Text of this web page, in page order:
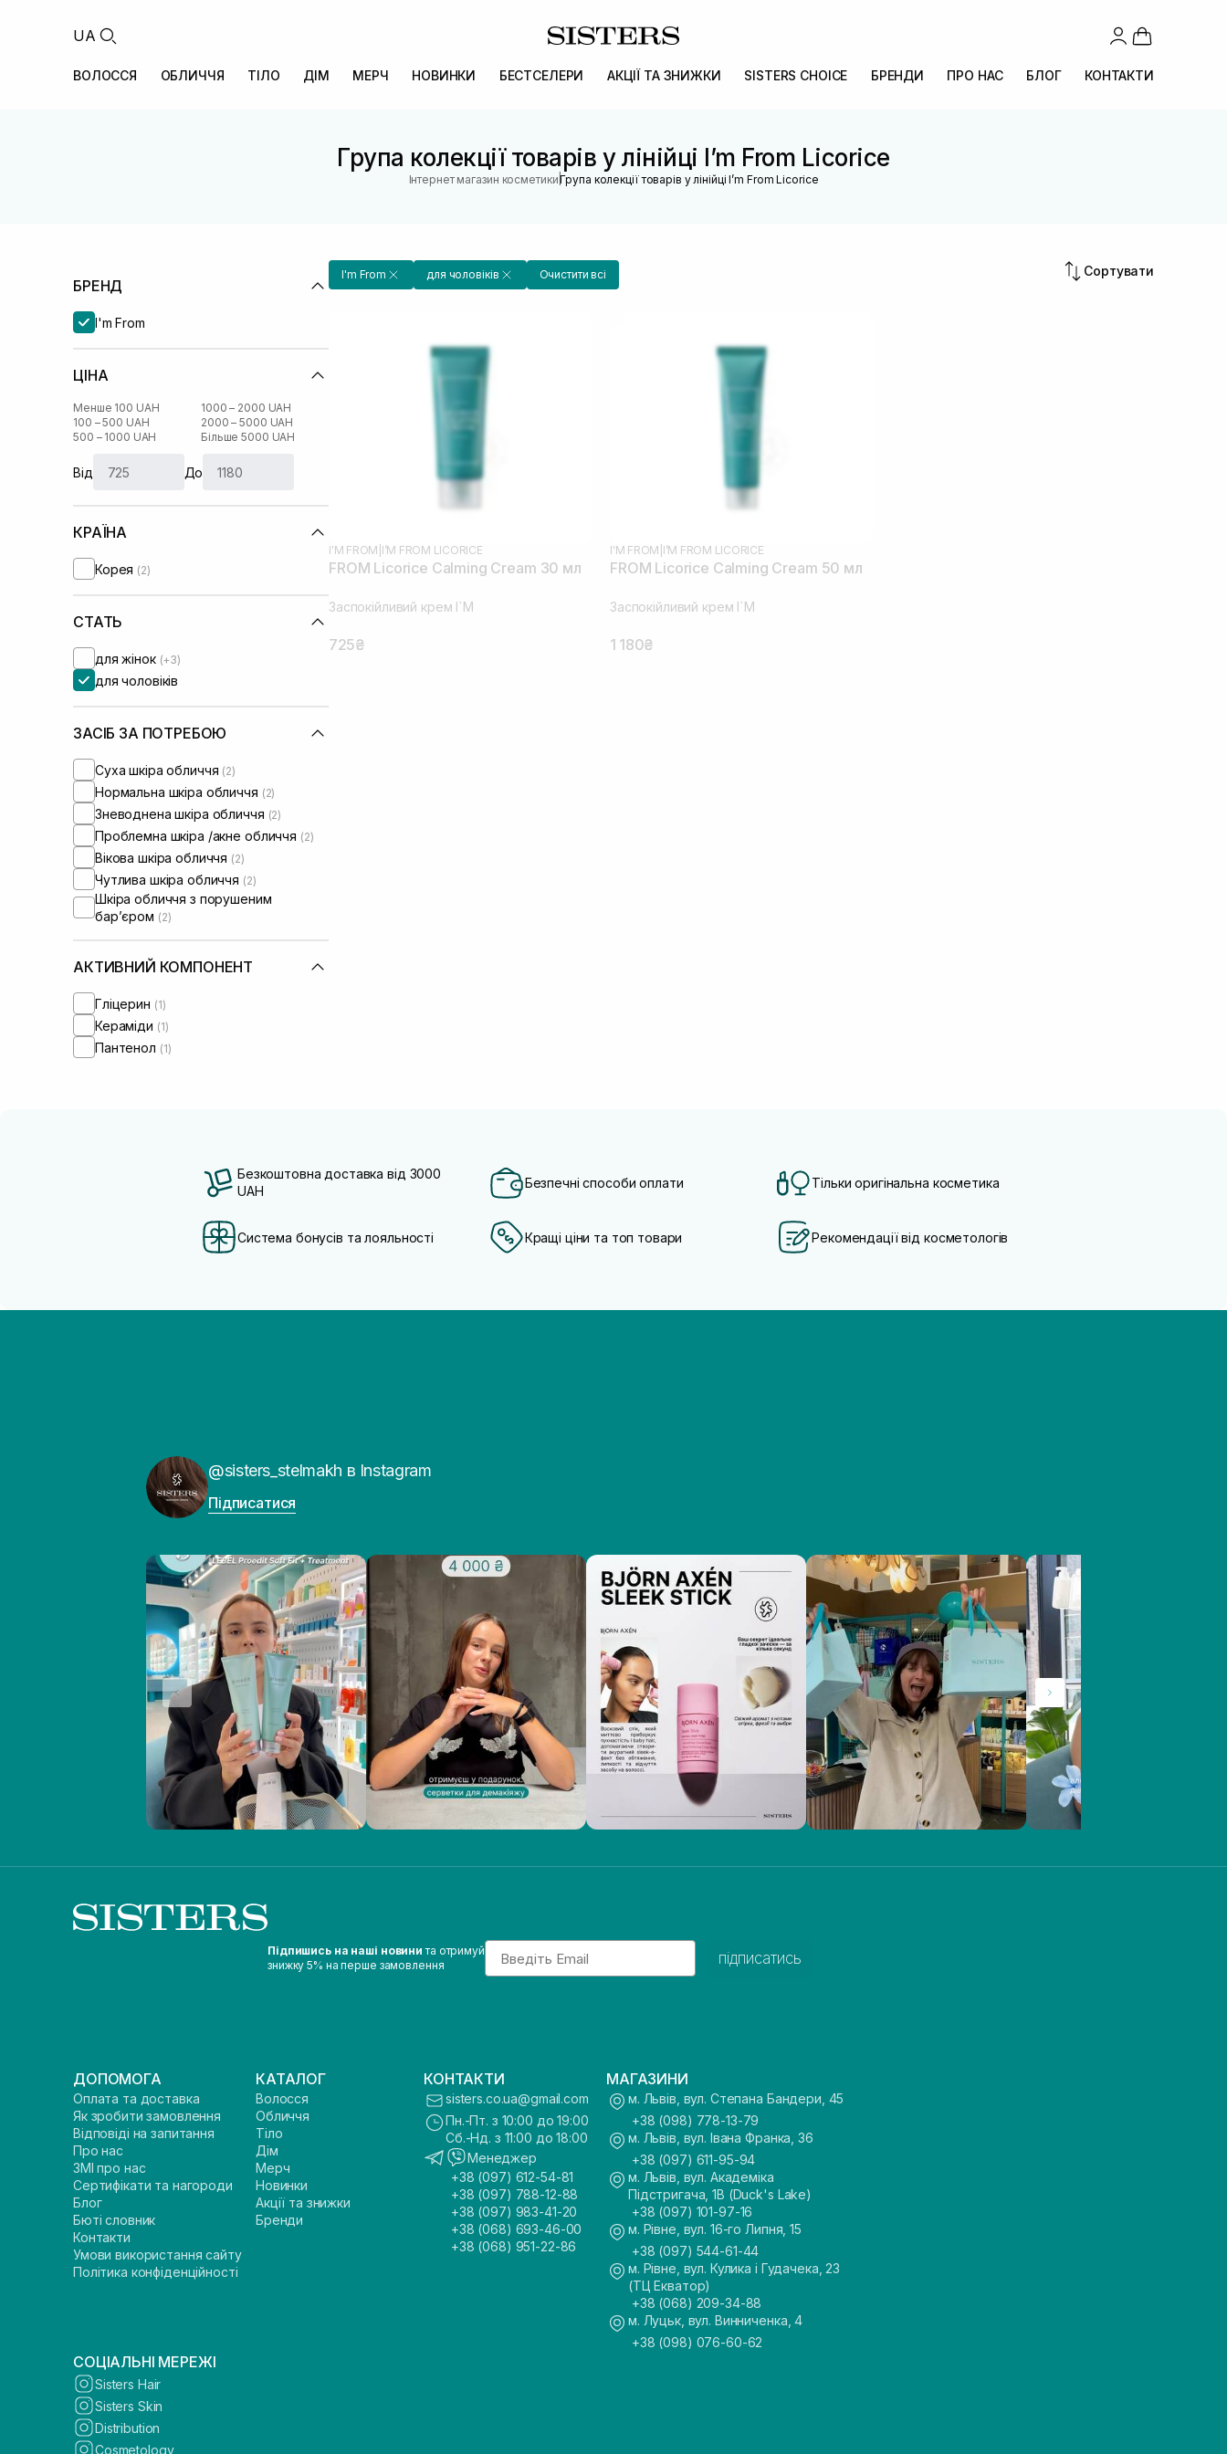
UA
ВОЛОССЯ ОБЛИЧЧЯ ТІЛО ДІМ МЕРЧ НОВИНКИ БЕСТСЕЛЕРИ АКЦІЇ ТА ЗНИЖКИ SISTERS CHOICE БРЕНДИ ПРО НАС БЛОГ КОНТАКТИ
Група колекції товарів у лінійці I’m From Licorice
Інтернет магазин косметики |Група колекції товарів у лінійці I’m From Licorice
БРЕНД
I'm From
ЦІНА
Менше 100 UAH
100 – 500 UAH
500 – 1000 UAH
1000 – 2000 UAH
2000 – 5000 UAH
Більше 5000 UAH
Від До
КРАЇНА
Корея (2)
СТАТЬ
для жінок (+3)
для чоловіків
ЗАСІБ ЗА ПОТРЕБОЮ
Суха шкіра обличчя (2)
Нормальна шкіра обличчя (2)
Зневоднена шкіра обличчя (2)
Проблемна шкіра /акне обличчя (2)
Вікова шкіра обличчя (2)
Чутлива шкіра обличчя (2)
Шкіра обличчя з порушеним
барʼєром (2)
АКТИВНИЙ КОМПОНЕНТ
Гліцерин (1)
Кераміди (1)
Пантенол (1)
I'm From для чоловіків Очистити всі Сортувати
I'M FROM I’M FROM LICORICE
FROM Licorice Calming Cream 30 мл
Заспокійливий крем I`M
725₴
I'M FROM I’M FROM LICORICE
FROM Licorice Calming Cream 50 мл
Заспокійливий крем I`M
1 180₴
Безкоштовна доставка від 3000
UAH
Безпечні способи оплати Тільки оригінальна косметика
Система бонусів та лояльності Кращі ціни та топ товари Рекомендації від косметологів
@sisters_stelmakh в Instagram
Підписатися
Підпишись на наші новини та отримуй
знижку 5% на перше замовлення
Email
підписатись
ДОПОМОГА
Оплата та доставка
Як зробити замовлення
Відповіді на запитання
Про нас
ЗМІ про нас
Сертифікати та нагороди
Блог
Бюті словник
Контакти
Умови використання сайту
Політика конфіденційності
КАТАЛОГ
Волосся
Обличчя
Тіло
Дім
Мерч
Новинки
Акції та знижки
Бренди
КОНТАКТИ
sisters.co.ua@gmail.com
Пн.-Пт. з 10:00 до 19:00
Сб.-Нд. з 11:00 до 18:00
Менеджер
+38 (097) 612-54-81
+38 (097) 788-12-88
+38 (097) 983-41-20
+38 (068) 693-46-00
+38 (068) 951-22-86
МАГАЗИНИ
м. Львів, вул. Степана Бандери, 45
+38 (098) 778-13-79
м. Львів, вул. Івана Франка, 36
+38 (097) 611-95-94
м. Львів, вул. Академіка
Підстригача, 1В (Duck's Lake)
+38 (097) 101-97-16
м. Рівне, вул. 16-го Липня, 15
+38 (097) 544-61-44
м. Рівне, вул. Кулика і Гудачека, 23
(ТЦ Екватор)
+38 (068) 209-34-88
м. Луцьк, вул. Винниченка, 4
+38 (098) 076-60-62
СОЦІАЛЬНІ МЕРЕЖІ
Sisters Hair
Sisters Skin
Distribution
Cosmetology